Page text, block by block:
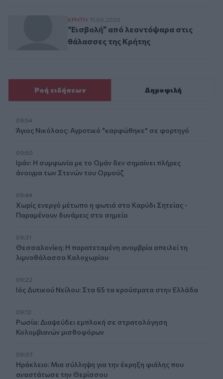
“Εισβολή” από λεοντόψαρα στις
ΚΡΗΤΗ 11.06.2020
“Εισβολή” από λεοντόψαρα στις
θάλασσες της Κρήτης
Ροή ειδήσεων Δημοφιλή
09:54
Άγιος Νικόλαος: Αγροτικό "καρφώθηκε" σε φορτηγό
09:50
Ιράν: Η συμφωνία με το Ομάν δεν σημαίνει πλήρες
άνοιγμα των Στενών του Ορμούζ
09:44
Χωρίς ενεργό μέτωπο η φωτιά στο Καρύδι Σητείας -
Παραμένουν δυνάμεις στο σημείο
09:31
Θεσσαλονίκη: Η παρατεταμένη ανομβρία απειλεί τη
λιμνοθάλασσα Καλοχωρίου
09:22
Ιός Δυτικού Νείλου: Στα 65 τα κρούσματα στην Ελλάδα
09:12
Ρωσία: Διαψεύδει εμπλοκή σε στρατολόγηση
Κολομβιανών μισθοφόρων
09:07
Ηράκλειο: Μια σύλληψη για την έκρηξη φιάλης που
αναστάτωσε την Θερίσσου